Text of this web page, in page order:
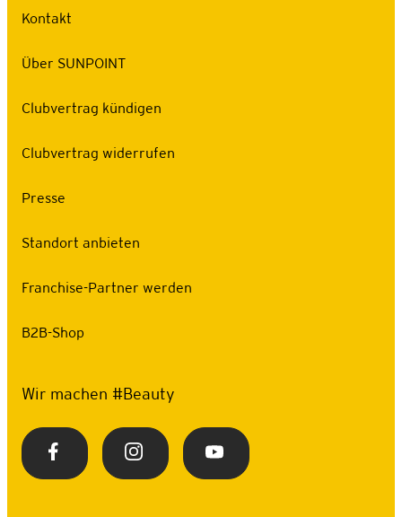
Kontakt
Über SUNPOINT
Clubvertrag kündigen
Clubvertrag widerrufen
Presse
Standort anbieten
Franchise-Partner werden
B2B-Shop
Wir machen #Beauty